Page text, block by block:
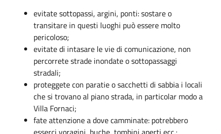
evitate sottopassi, argini, ponti: sostare o
transitare in questi luoghi può essere molto
pericoloso;
evitate di intasare le vie di comunicazione, non
percorrete strade inondate o sottopassaggi
stradali;
proteggete con paratie o sacchetti di sabbia i locali
che si trovano al piano strada, in particolar modo a
Villa Fornaci;
fate attenzione a dove camminate: potrebbero